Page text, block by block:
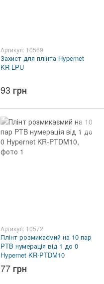
Артикул: 10569
Захист для плінта Hypernet
KR-LPU
93 грн
Артикул: 10572
Плінт розмикаємий на 10 пар
PTB нумерація від 1 до 0
Hypernet KR-PTDM10
77 грн